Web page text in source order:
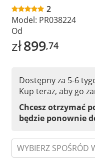
2
Model: PR038224
Od
zł899,74
Dostępny za 5-6
Kup teraz, aby go
Chcesz otrzymać
będzie ponownie
WYBIERZ SPOŚRÓD